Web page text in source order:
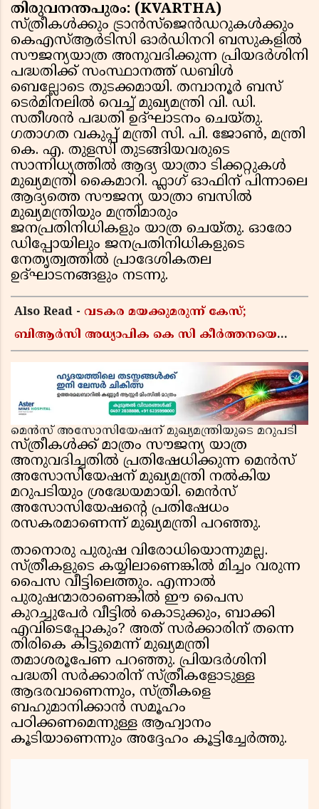
തിരുവനന്തപുരം: (KVARTHA)
സ്ത്രീകൾക്കും ട്രാൻസ്ജെൻഡറുകൾക്കും
കെഎസ്ആർടിസി ഓർഡിനറി ബസുകളിൽ
സൗജന്യയാത്ര അനുവദിക്കുന്ന പ്രിയദർശിനി
പദ്ധതിക്ക് സംസ്ഥാനത്ത് ഡബിൾ
ബെല്ലോടെ തുടക്കമായി. തമ്പാനൂർ ബസ്
ടെർമിനലിൽ വെച്ച് മുഖ്യമന്ത്രി വി. ഡി.
സതീശൻ പദ്ധതി ഉദ്ഘാടനം ചെയ്തു.
ഗതാഗത വകുപ്പ് മന്ത്രി സി. പി. ജോൺ, മന്ത്രി
കെ. എ. തുളസി തുടങ്ങിയവരുടെ
സാന്നിധ്യത്തിൽ ആദ്യ യാത്രാ ടിക്കറ്റുകൾ
മുഖ്യമന്ത്രി കൈമാറി. ഫ്ലാഗ് ഓഫിന് പിന്നാലെ
ആദ്യത്തെ സൗജന്യ യാത്രാ ബസിൽ
മുഖ്യമന്ത്രിയും മന്ത്രിമാരും
ജനപ്രതിനിധികളും യാത്ര ചെയ്തു. ഓരോ
ഡിപ്പോയിലും ജനപ്രതിനിധികളുടെ
നേതൃത്വത്തിൽ പ്രാദേശികതല
ഉദ്ഘാടനങ്ങളും നടന്നു.
Also Read - വടകര മയക്കുമരുന്ന് കേസ്;
ബിആർസി അധ്യാപിക കെ സി കീർത്തനയെ
മെൻസ് അസോസിയേഷന് മുഖ്യമന്ത്രിയുടെ മറുപടി
സ്ത്രീകൾക്ക് മാത്രം സൗജന്യ യാത്ര
അനുവദിച്ചതിൽ പ്രതിഷേധിക്കുന്ന മെൻസ്
അസോസിയേഷന് മുഖ്യമന്ത്രി നൽകിയ
മറുപടിയും ശ്രദ്ധേയമായി. മെൻസ്
അസോസിയേഷൻ്റെ പ്രതിഷേധം
രസകരമാണെന്ന് മുഖ്യമന്ത്രി പറഞ്ഞു.
താനൊരു പുരുഷ വിരോധിയൊന്നുമല്ല.
സ്ത്രീകളുടെ കയ്യിലാണെങ്കിൽ മിച്ചം വരുന്ന
പൈസ വീട്ടിലെത്തും. എന്നാൽ
പുരുഷന്മാരാണെങ്കിൽ ഈ പൈസ
കുറച്ചുപേർ വീട്ടിൽ കൊടുക്കും, ബാക്കി
എവിടെപ്പോകും? അത് സർക്കാരിന് തന്നെ
തിരികെ കിട്ടുമെന്ന് മുഖ്യമന്ത്രി
തമാശരൂപേണ പറഞ്ഞു. പ്രിയദർശിനി
പദ്ധതി സർക്കാരിന് സ്ത്രീകളോടുള്ള
ആദരവാണെന്നും, സ്ത്രീകളെ
ബഹുമാനിക്കാൻ സമൂഹം
പഠിക്കണമെന്നുള്ള ആഹ്വാനം
കൂടിയാണെന്നും അദ്ദേഹം കൂട്ടിച്ചേർത്തു.